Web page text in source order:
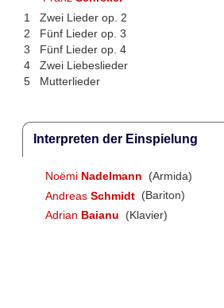
1
Zwei Lieder op. 2
2
Fünf Lieder op. 3
3
Fünf Lieder op. 4
4
Zwei Liebeslieder
5
Mutterlieder
Interpreten der Einspielung
Noëmi Nadelmann
(Armida)
Andreas Schmidt (Bariton)
Adrian Baianu (Klavier)